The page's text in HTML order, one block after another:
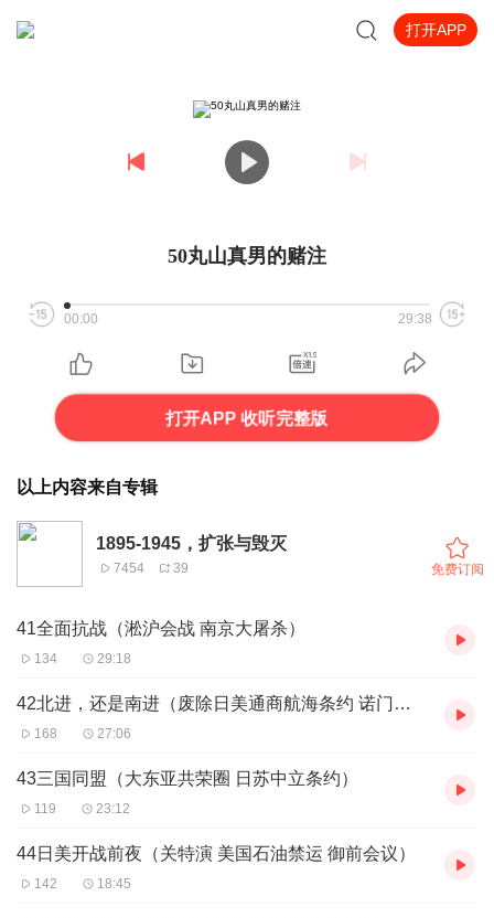
打开APP
50丸山真男的赌注
00:00 29:38
打开APP 收听完整版
以上内容来自专辑
1895-1945，扩张与毁灭
7454 39 免费订阅
41全面抗战（淞沪会战 南京大屠杀）
134 29:18
42北进，还是南进（废除日美通商航海条约 诺门罕战役）
168 27:06
43三国同盟（大东亚共荣圈 日苏中立条约）
119 23:12
44日美开战前夜（关特演 美国石油禁运 御前会议）
142 18:45